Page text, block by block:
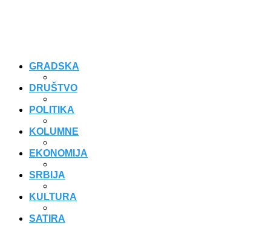
GRADSKA
DRUŠTVO
POLITIKA
KOLUMNE
EKONOMIJA
SRBIJA
KULTURA
SATIRA